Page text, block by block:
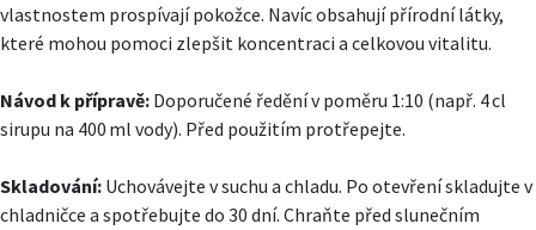
vlastnostem prospívají pokožce. Navíc obsahují přírodní látky,
které mohou pomoci zlepšit koncentraci a celkovou vitalitu.
Návod k přípravě: Doporučené ředění v poměru 1:10 (např. 4 cl
sirupu na 400 ml vody). Před použitím protřepejte.
Skladování: Uchovávejte v suchu a chladu. Po otevření skladujte v
chladničce a spotřebujte do 30 dní. Chraňte před slunečním